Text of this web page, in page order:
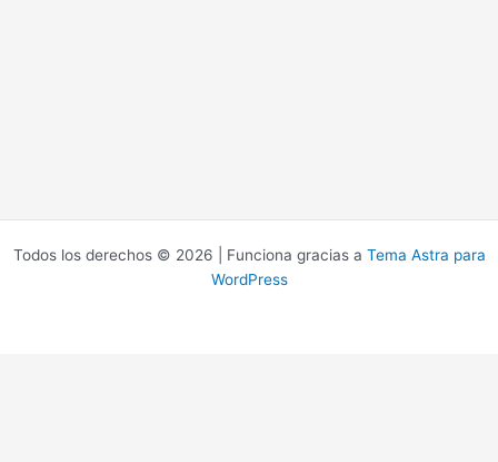
Todos los derechos © 2026 | Funciona gracias a Tema Astra para
WordPress